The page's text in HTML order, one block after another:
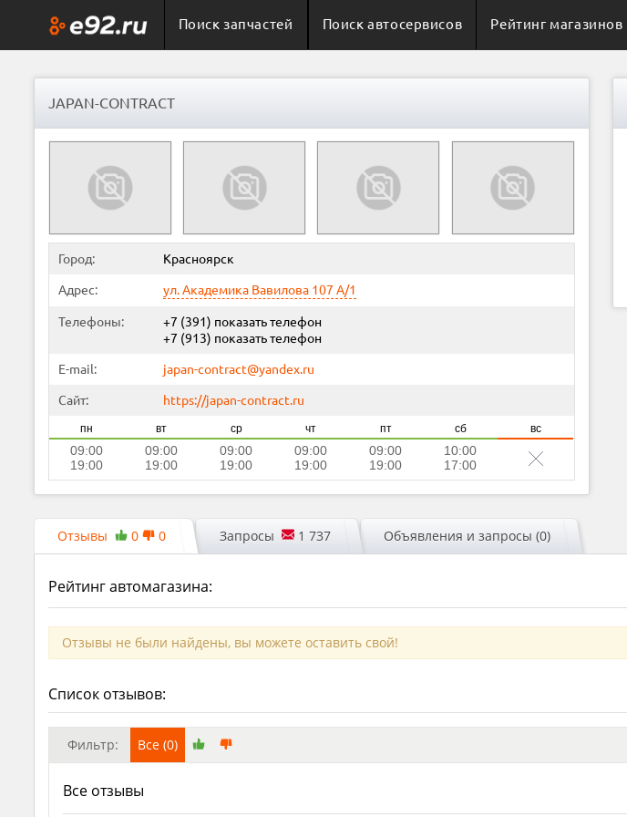
Поиск запчастей Поиск автосервисов Рейтинг магазинов
JAPAN-CONTRACT
Город: Красноярск
Адрес: ул. Академика Вавилова 107 А/1
Телефоны: +7 (391) показать телефон
+7 (913) показать телефон
E-mail: japan-contract@yandex.ru
Сайт: https://japan-contract.ru
пн вт ср чт пт сб вс
09:00
19:00
09:00
19:00
09:00
19:00
09:00
19:00
09:00
19:00
10:00
17:00
Отзывы 0 0 Запросы 1 737 Объявления и запросы (0)
Рейтинг автомагазина:
Отзывы не были найдены, вы можете оставить свой!
Список отзывов:
Фильтр: Все (0)
Все отзывы